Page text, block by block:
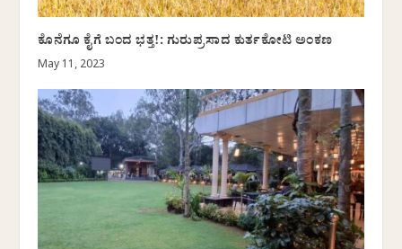
ಕೊನೆಗೂ ಕೈಗೆ ಬಂದ ಭತ್ತ!: ಗುರುಪ್ರಸಾದ ಕುರ್ತಕೋಟಿ ಅಂಕಣ
May 11, 2023